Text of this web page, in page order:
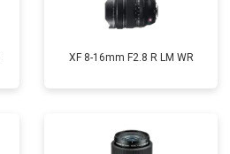
XF 8-16mm F2.8 R LM WR